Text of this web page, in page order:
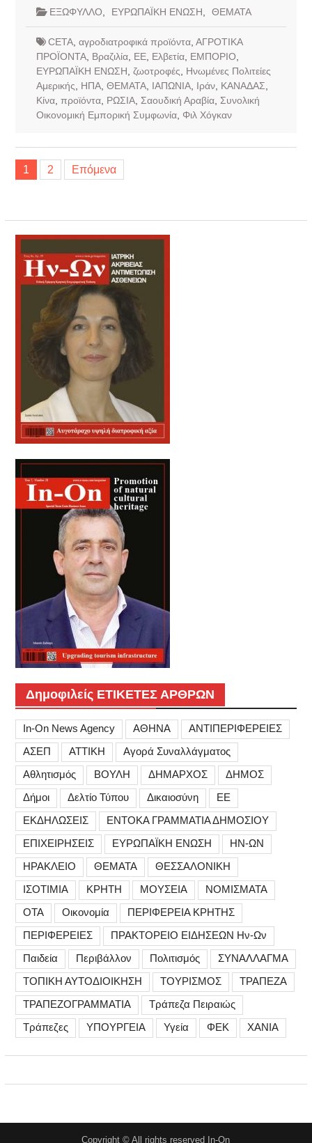
ΕΞΩΦΥΛΛΟ ΕΥΡΩΠΑΪΚΗ ΕΝΩΣΗ ΘΕΜΑΤΑ
CETA, αγροδιατροφικά προϊόντα, ΑΓΡΟΤΙΚΑ
ΠΡΟΪΟΝΤΑ, Βραζιλία, ΕΕ, Ελβετία, ΕΜΠΟΡΙΟ
ΕΥΡΩΠΑΪΚΗ ΕΝΩΣΗ ζωοτροφές
Ηνωμένες Πολιτείες
Αμερικής
ΗΠΑ, ΘΕΜΑΤΑ, ΙΑΠΩΝΙΑ, Ιράν, ΚΑΝΑΔΑΣ
Κίνα, προϊόντα, ΡΩΣΙΑ, Σαουδική Αραβία, Συνολική
Οικονομική Εμπορική Συμφωνία, Φιλ Χόγκαν
Σελιδοποίηση
άρθρων
1 2 Επόμενα
Δημοφιλείς ΕΤΙΚΕΤΕΣ ΑΡΘΡΩΝ
In-On News Agency ΑΘΗΝΑ
ΑΝΤΙΠΕΡΙΦΕΡΕΙΕΣ
ΑΣΕΠ
ΑΤΤΙΚΗ
Αγορά Συναλλάγματος
Αθλητισμός
ΒΟΥΛΗ ΔΗΜΑΡΧΟΣ
ΔΗΜΟΣ
Δήμοι
Δελτίο Τύπου Δικαιοσύνη
ΕΕ
ΕΚΔΗΛΩΣΕΙΣ
ΕΝΤΟΚΑ ΓΡΑΜΜΑΤΙΑ ΔΗΜΟΣΙΟΥ
ΕΠΙΧΕΙΡΗΣΕΙΣ
ΕΥΡΩΠΑΪΚΗ ΕΝΩΣΗ
ΗΝ-ΩΝ
ΗΡΑΚΛΕΙΟ
ΘΕΜΑΤΑ
ΘΕΣΣΑΛΟΝΙΚΗ
ΙΣΟΤΙΜΙΑ
ΚΡΗΤΗ ΜΟΥΣΕΙΑ
ΝΟΜΙΣΜΑΤΑ
ΟΤΑ
Οικονομία
ΠΕΡΙΦΕΡΕΙΑ ΚΡΗΤΗΣ
ΠΕΡΙΦΕΡΕΙΕΣ
ΠΡΑΚΤΟΡΕΙΟ ΕΙΔΗΣΕΩΝ Ην-Ων
Παιδεία
Περιβάλλον Πολιτισμός
ΣΥΝΑΛΛΑΓΜΑ
ΤΟΠΙΚΗ ΑΥΤΟΔΙΟΙΚΗΣΗ
ΤΟΥΡΙΣΜΟΣ
ΤΡΑΠΕΖΑ
ΤΡΑΠΕΖΟΓΡΑΜΜΑΤΙΑ
Τράπεζα Πειραιώς
Τράπεζες
ΥΠΟΥΡΓΕΙΑ Υγεία ΦΕΚ ΧΑΝΙΑ
Copyright © All rights reserved In-On